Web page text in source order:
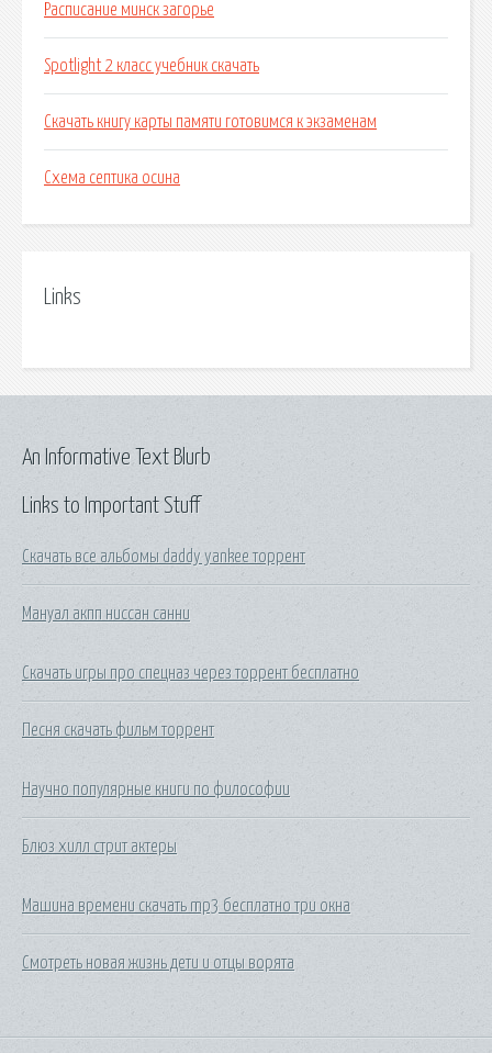
Расписание минск загорье
Spotlight 2 класс учебник скачать
Скачать книгу карты памяти готовимся к экзаменам
Схема септика осина
Links
Links to Important Stuff
Скачать все альбомы daddy yankee торрент
Мануал акпп ниссан санни
Скачать игры про спецназ через торрент бесплатно
Песня скачать фильм торрент
Научно популярные книги по философии
Блюз хилл стрит актеры
Машина времени скачать mp3 бесплатно три окна
Смотреть новая жизнь дети и отцы ворята
An Informative Text Blurb